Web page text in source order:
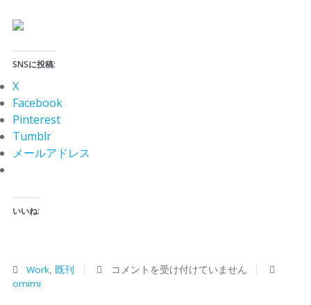
SNSに投稿:
X
Facebook
Pinterest
Tumblr
メールアドレス
いいね:
Work, 既刊
コメントを受け付けていません
omimi